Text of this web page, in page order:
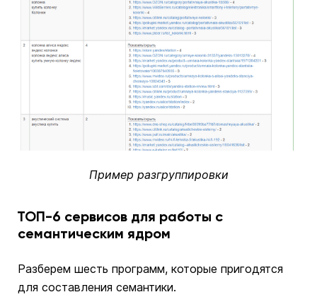
Пример разгруппировки
ТОП-6 сервисов для работы с
семантическим ядром
Разберем шесть программ, которые пригодятся
для составления семантики.